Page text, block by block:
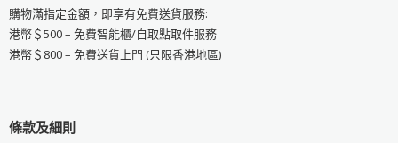
購物滿指定金額，即享有免費送貨服務:
港幣＄500 – 免費智能櫃/自取點取件服務
港幣＄800 – 免費送貨上門 (只限香港地區)
條款及細則